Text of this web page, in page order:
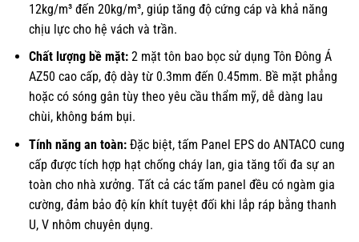
12kg/m³ đến 20kg/m³, giúp tăng độ cứng cáp và khả năng
chịu lực cho hệ vách và trần.
Chất lượng bề mặt:2 mặt tôn bao bọc sử dụng Tôn Đông Á
AZ50 cao cấp, độ dày từ 0.3mm đến 0.45mm. Bề mặt phẳng
hoặc có sóng gân tùy theo yêu cầu thẩm mỹ, dễ dàng lau
chùi, không bám bụi.
Tính năng an toàn:Đặc biệt, tấm Panel EPS do ANTACO cung
cấp được tích hợp hạt chống cháy lan, gia tăng tối đa sự an
toàn cho nhà xưởng. Tất cả các tấm panel đều có ngàm gia
cường, đảm bảo độ kín khít tuyệt đối khi lắp ráp bằng thanh
U, V nhôm chuyên dụng.